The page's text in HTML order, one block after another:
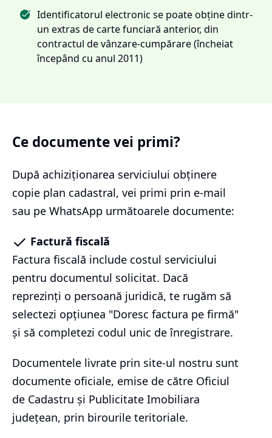
Identificatorul electronic se poate obține dintr-
un extras de carte funciară anterior, din
contractul de vânzare-cumpărare (încheiat
începând cu anul 2011)
Ce documente vei primi?
După achiziționarea serviciului obținere
copie plan cadastral, vei primi prin e-mail
sau pe WhatsApp următoarele documente:
Factură fiscală
Factura fiscală include costul serviciului
pentru documentul solicitat. Dacă
reprezinți o persoană juridică, te rugăm să
selectezi opțiunea "Doresc factura pe firmă"
și să completezi codul unic de înregistrare.
Documentele livrate prin site-ul nostru sunt
documente oficiale, emise de către Oficiul
de Cadastru și Publicitate Imobiliara
județean, prin birourile teritoriale.